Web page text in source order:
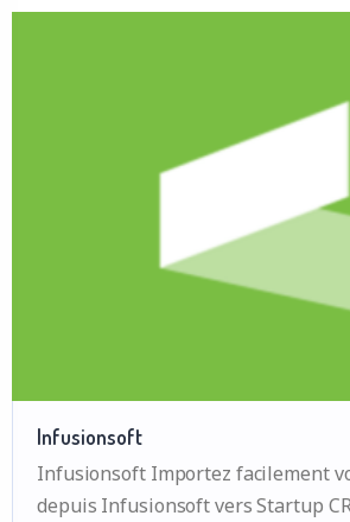
Infusionsoft
Infusionsoft Importez facilement
depuis Infusionsoft vers Startup